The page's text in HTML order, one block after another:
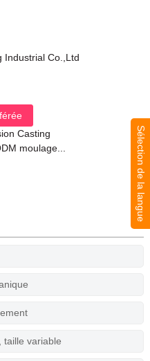
Industrial Co.,Ltd
Casting
moulage...
taille variable
Sélection de la langue